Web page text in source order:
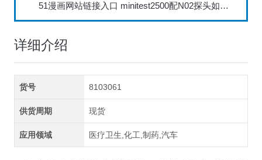
51漫画网站链接入口 minitest2500配N02探头如何两点校准？
详细介绍
货号 8103061
供货周期 现货
应用领域 医疗卫生,化工,制药,汽车